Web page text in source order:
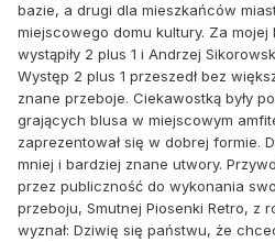
bazie, a drugi dla mieszkańców
miejscowego domu kultury. Za
wystąpiły 2 plus 1 i Andrzej
Występ 2 plus 1 przeszedł bez
znane przeboje. Ciekawostką były
grających blusa w miejscowym
zaprezentował się w dobrej formie.
mniej i bardziej znane utwory.
przez publiczność do wykonania
przeboju, Smutnej Piosenki Retro, z
wyznał: Dziwię się państwu, że